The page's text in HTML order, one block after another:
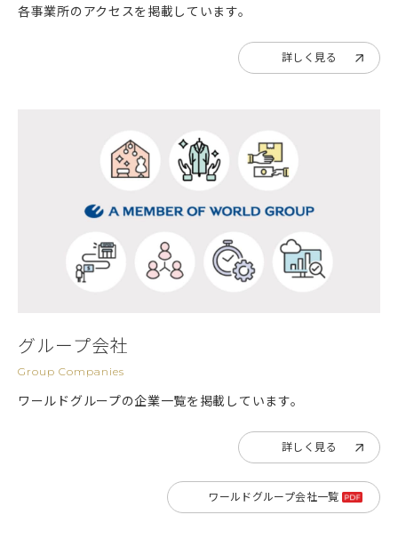
各事業所のアクセスを掲載しています。
詳しく見る
グループ会社
Group Companies
ワールドグループの企業一覧を掲載しています。
詳しく見る
ワールドグループ会社一覧